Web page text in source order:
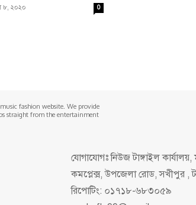
৮, ২০২০ 0
fashion website. We provide
straight from the entertainment
যোগাযোগঃ নিউজ টাঙ্গাইল কার্যালয়,
কমপ্লেক্স, উপজেলা রোড, সখীপুর ,
রিপোটিং: ০১৭১৮-৬৮৩০৫৯